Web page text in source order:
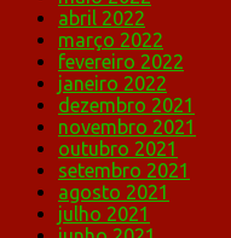
abril 2022
março 2022
fevereiro 2022
janeiro 2022
dezembro 2021
novembro 2021
outubro 2021
setembro 2021
agosto 2021
julho 2021